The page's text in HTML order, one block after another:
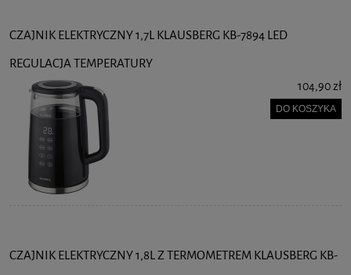
CZAJNIK ELEKTRYCZNY 1,7L KLAUSBERG KB-7894 LED
REGULACJA TEMPERATURY
104,90 zł
DO KOSZYKA
CZAJNIK ELEKTRYCZNY 1,8L Z TERMOMETREM KLAUSBERG KB-